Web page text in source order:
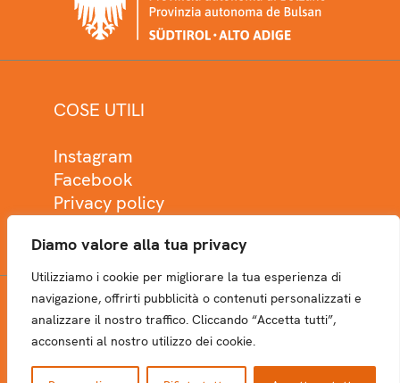
Diamo valore alla tua privacy
Utilizziamo i cookie per migliorare la tua esperienza di
navigazione, offrirti pubblicità o contenuti personalizzati e
analizzare il nostro traffico. Cliccando “Accetta tutti”,
acconsenti al nostro utilizzo dei cookie.
COSE UTILI
Instagram
Facebook
Privacy policy
NEWSLETTER